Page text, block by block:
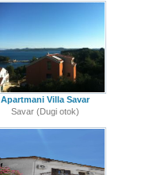
Apartmani Villa Savar
Savar (Dugi otok)